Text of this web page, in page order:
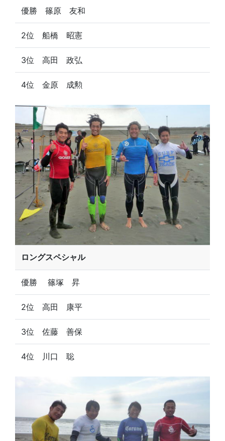
優勝 篠原 友和
2位 船橋 昭憲
3位 高田 政弘
4位 金原 成勲
ロングスペシャル
優勝 篠塚 昇
2位 高田 康平
3位 佐藤 善保
4位 川口 聡